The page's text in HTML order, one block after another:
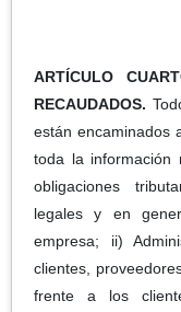
ARTÍCULO
RECAUDADOS.
están encaminados
toda la información
obligaciones
legales y en
empresa; ii)
clientes,
frente a los